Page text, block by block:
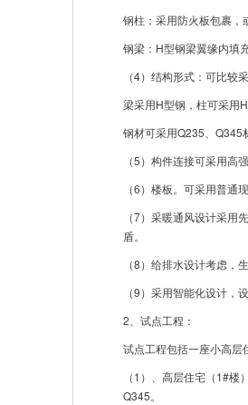
钢柱：采用防火板包裹，
钢梁：H型钢梁翼缘内填
（4）结构形式：可比较
梁采用H型钢，柱可采用
钢材可采用Q235、Q345
（5）构件连接可采用高
（6）楼板。可采用普通
（7）采暖通风设计采
盾。
（8）给排水设计考虑
（9）采用智能化设计，
2、试点工程：
试点工程包括一座小高层
（1）、高层住宅（1#
Q345。